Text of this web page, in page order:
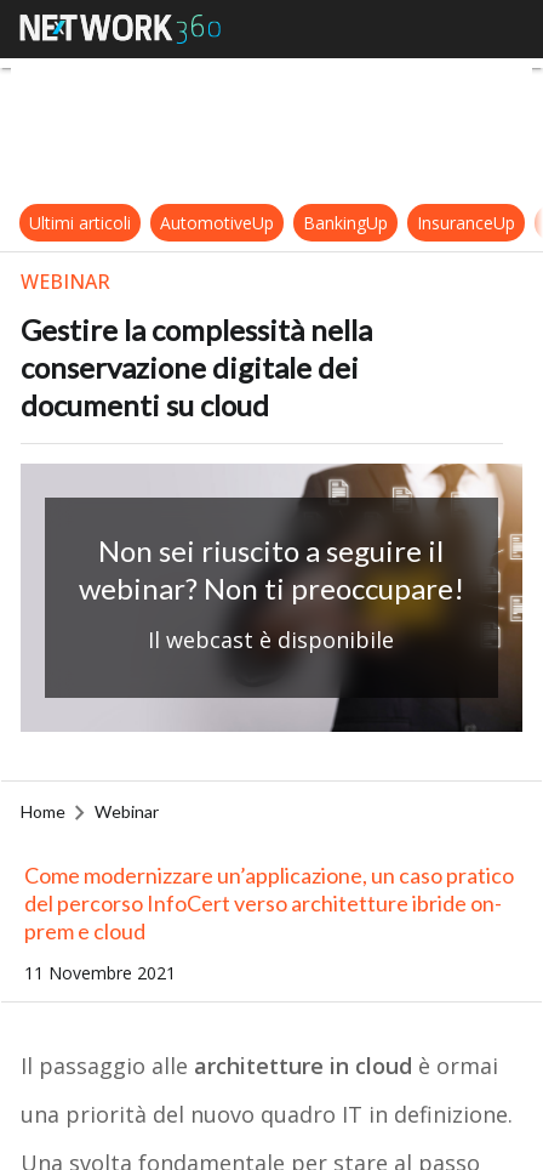
Gestire la complessità nella
Ultimi articoli AutomotiveUp BankingUp InsuranceUp
WEBINAR
Gestire la complessità nella
conservazione digitale dei
documenti su cloud
Non sei riuscito a seguire il
webinar? Non ti preoccupare!
Il webcast è disponibile
Home Webinar
Come modernizzare un’applicazione, un caso pratico
del percorso InfoCert verso architetture ibride on-
prem e cloud
11 Novembre 2021
Il passaggio alle architetture in cloud è ormai
una priorità del nuovo quadro IT in definizione.
Una svolta fondamentale per stare al passo